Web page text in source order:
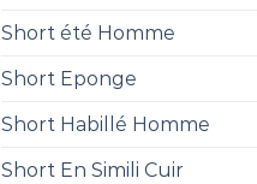
Short été Homme
Short Eponge
Short Habillé Homme
Short En Simili Cuir